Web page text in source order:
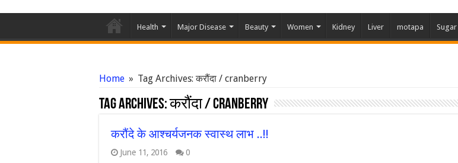
Health Major Disease Beauty Women Kidney Liver motapa Sugar
Home » Tag Archives: करौंदा / cranberry
Tag Archives:करौंदा / cranberry
करौंदे के आश्चर्यजनक स्वास्थ लाभ ..!!
June 11, 2016 0